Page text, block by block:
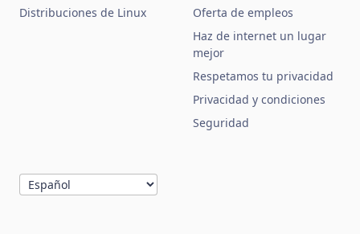
Distribuciones de Linux
Oferta de empleos
Haz de internet un lugar
mejor
Respetamos tu privacidad
Privacidad y condiciones
Seguridad